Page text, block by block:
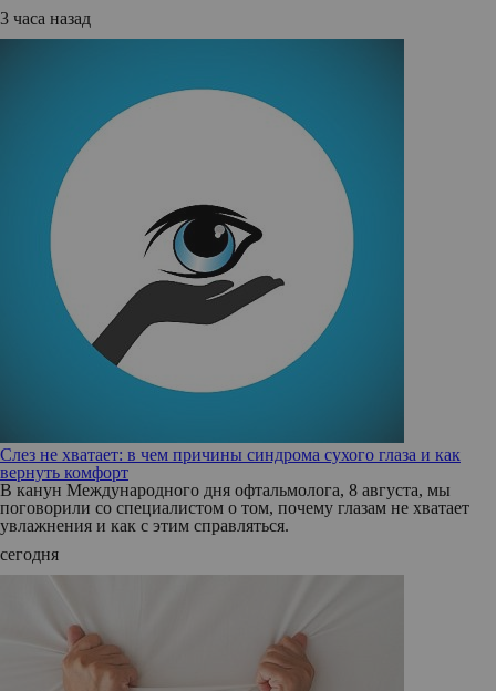
3 часа назад
Слез не хватает: в чем причины синдрома сухого глаза и как
вернуть комфорт
В канун Международного дня офтальмолога, 8 августа, мы
поговорили со специалистом о том, почему глазам не хватает
увлажнения и как с этим справляться.
сегодня